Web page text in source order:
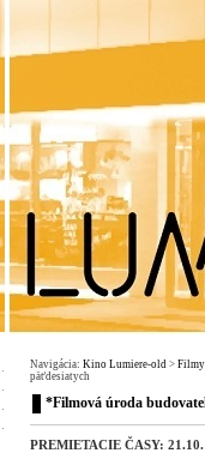
Navigácia: Kino Lumiere-old > Filmy
päťdesiatych
*Filmová úroda
PREMIETACIE ČASY: